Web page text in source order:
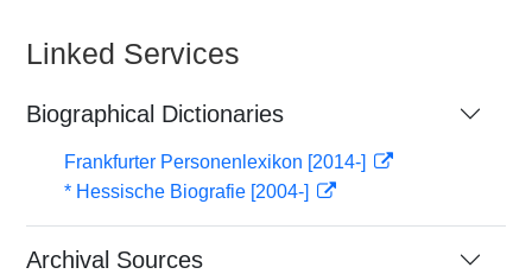
Linked Services
Biographical Dictionaries
Frankfurter Personenlexikon [2014-]
* Hessische Biografie [2004-]
Archival Sources